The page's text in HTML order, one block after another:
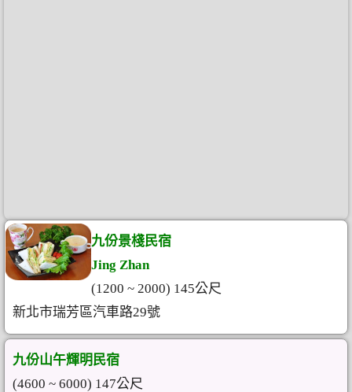
九份景棧民宿
Jing Zhan
(1200 ~ 2000) 145公尺
新北市瑞芳區汽車路29號
九份山午輝明民宿
(4600 ~ 6000) 147公尺